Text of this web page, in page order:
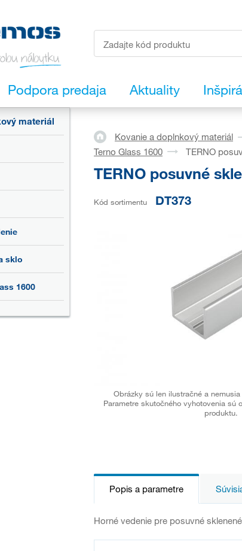
Podpora predaja Aktuality
materiál
sklo
1600
Kovanie a doplnkový materiál
Terno Glass 1600
TERNO
TERNO posuvné
Kód sortimentu DT373
Obrázky sú len ilustračné a
Parametre skutočného vyhotovenia sú
produktu.
Popis a parametre
Horné vedenie pre posuvné